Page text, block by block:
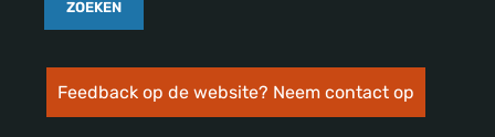
Feedback op de website? Neem contact op